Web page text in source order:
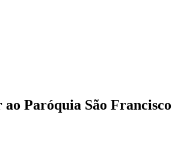
ao Paróquia São Francisco